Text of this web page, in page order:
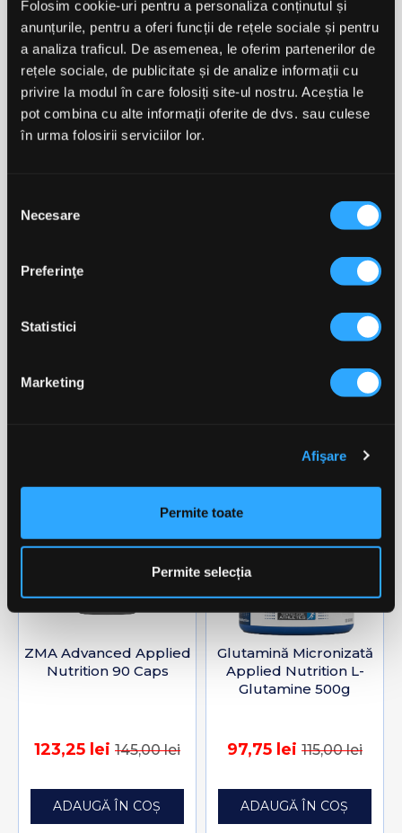
Folosim cookie-uri pentru a personaliza conținutul și
anunțurile, pentru a oferi funcții de rețele sociale și pentru
a analiza traficul. De asemenea, le oferim partenerilor de
rețele sociale, de publicitate și de analize informații cu
privire la modul în care folosiți site-ul nostru. Aceștia le
pot combina cu alte informații oferite de dvs. sau culese
în urma folosirii serviciilor lor.
consimțământului
Necesare
Preferinţe
Statistici
Marketing
Afişare
Permite toate
Permite selecția
de utilizare. Suplimentele alimentare nu trebuie folosite
ca înlocuitor al unei diete variate și al unui stil de viață
sănătos. A se păstra la loc răcoros și uscat, în ambalajul
original, departe de vederea și îndemâna copiilor.
Întrerupeți utilizarea și cereți sfat medical dacă apare o
reacție adversă.
INFORMAȚII NUTRIȚIONALE
Ingrediente:
agenți de încărcare (maltodextrină,
siliciu, acid stearic, stearat de magneziu); zinc acetat;
arome (mentă, mentol); îndulcitor: sucraloză.
ZMA Advanced Applied
Nutrition 90 Caps
123,25 lei 145,00 lei
ADAUGĂ ÎN COȘ
favorite_border
Glutamină Micronizată
Applied Nutrition L-
Glutamine 500g
97,75 lei 115,00 lei
ADAUGĂ ÎN COȘ
favorite_border